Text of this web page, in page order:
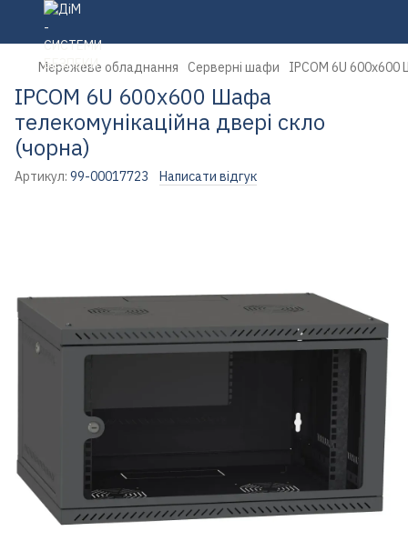
Мережеве обладнання Серверні шафи IPCOM 6U 600x600
IPCOM 6U 600x600 Шафа
телекомунікаційна двері скло
(чорна)
Артикул: 99-00017723 Написати відгук